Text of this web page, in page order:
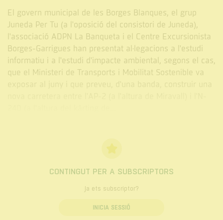
El govern municipal de les Borges Blanques, el grup
Juneda Per Tu (a l'oposició del consistori de Juneda),
l'associació ADPN La Banqueta i el Centre Excursionista
Borges-Garrigues han presentat al·legacions a l'estudi
informatiu i a l'estudi d'impacte ambiental, segons el cas,
que el Ministeri de Transports i Mobilitat Sostenible va
exposar al juny i que preveu, d'una banda, construir una
CONTINGUT PER A SUBSCRIPTORS
Ja ets subscriptor?
INICIA SESSIÓ